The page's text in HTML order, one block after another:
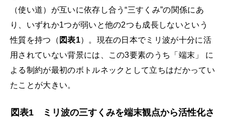
（使い道）が互いに依存し合う“三すくみ”の関係にあ
り、いずれか1つが弱いと他の2つも成長しないという
性質を持つ（ 図表1）。現在の日本でミリ波が十分に活
用されていない背景には、この3要素のうち「端末」 に
よる制約が最初のボトルネックとして立ちはだかってい
たことが大きい。
図表1 ミリ波の三すくみを端末観点から活性化さ